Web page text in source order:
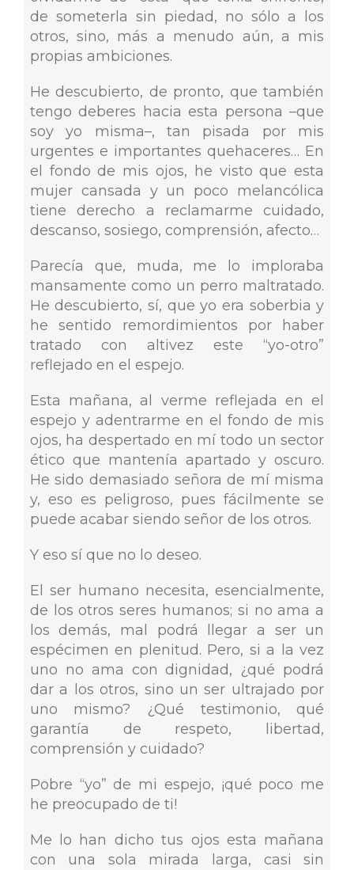
de someterla sin piedad, no sólo a los
otros, sino, más a menudo aún, a mis
propias ambiciones.
He descubierto, de pronto, que también
tengo deberes hacia esta persona –que
soy yo misma–, tan pisada por mis
urgentes e importantes quehaceres… En
el fondo de mis ojos, he visto que esta
mujer cansada y un poco melancólica
tiene derecho a reclamarme cuidado,
descanso, sosiego, comprensión, afecto…
Parecía que, muda, me lo imploraba
mansamente como un perro maltratado.
He descubierto, sí, que yo era soberbia y
he sentido remordimientos por haber
tratado con altivez este “yo-otro”
reflejado en el espejo.
Esta mañana, al verme reflejada en el
espejo y adentrarme en el fondo de mis
ojos, ha despertado en mí todo un sector
ético que mantenía apartado y oscuro.
He sido demasiado señora de mí misma
y, eso es peligroso, pues fácilmente se
puede acabar siendo señor de los otros.
Y eso sí que no lo deseo.
El ser humano necesita, esencialmente,
de los otros seres humanos; si no ama a
los demás, mal podrá llegar a ser un
espécimen en plenitud. Pero, si a la vez
uno no ama con dignidad, ¿qué podrá
dar a los otros, sino un ser ultrajado por
uno mismo? ¿Qué testimonio, qué
garantía de respeto, libertad,
comprensión y cuidado?
Pobre “yo” de mi espejo, ¡qué poco me
he preocupado de ti!
Me lo han dicho tus ojos esta mañana
con una sola mirada larga, casi sin